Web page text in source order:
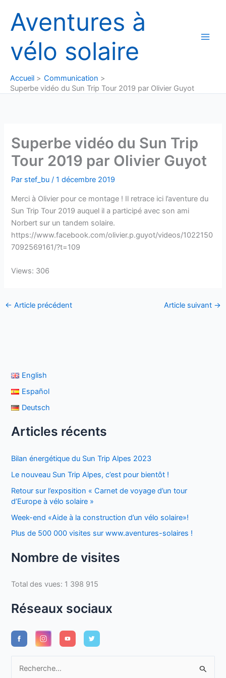
contenu
Aventures à
vélo solaire
Accueil
Communication
Superbe vidéo du Sun Trip Tour 2019 par Olivier Guyot
Superbe vidéo du Sun Trip
Tour 2019 par Olivier Guyot
Par stef_bu/1 décembre 2019
Merci à Olivier pour ce montage ! Il retrace ici l’aventure du
Sun Trip Tour 2019 auquel il a participé avec son ami
Norbert sur un tandem solaire.
https://www.facebook.com/olivier.p.guyot/videos/1022150
7092569161/?t=109
Views: 306
← Article précédent Article suivant →
English
Español
Deutsch
Articles récents
Bilan énergétique du Sun Trip Alpes 2023
Le nouveau Sun Trip Alpes, c’est pour bientôt !
Retour sur l’exposition « Carnet de voyage d’un tour
d’Europe à vélo solaire »
Week-end «Aide à la construction d’un vélo solaire»!
Plus de 500 000 visites sur www.aventures-solaires !
Nombre de visites
Total des vues: 1 398 915
Réseaux sociaux